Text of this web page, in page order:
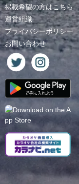
掲載希望の方はこちら
運営組織
プライバシーポリシー
お問い合わせ